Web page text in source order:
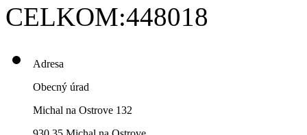
CELKOM:448018
Adresa
Obecný úrad
Michal na Ostrove 132